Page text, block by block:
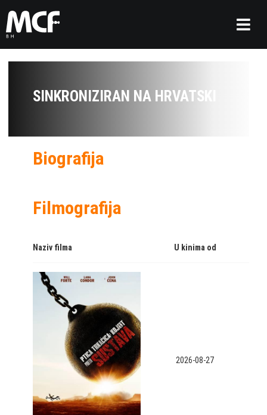
SINKRONIZIRAN NA HRVATSKI
Biografija
Filmografija
Naziv filma U kinima od
2026-08-27